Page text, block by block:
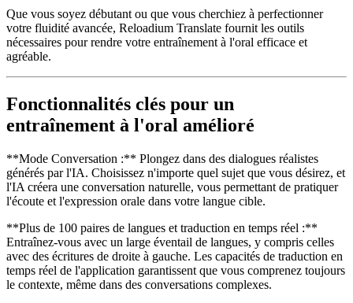
Que vous soyez débutant ou que vous cherchiez à perfectionner
votre fluidité avancée, Reloadium Translate fournit les outils
nécessaires pour rendre votre entraînement à l'oral efficace et
agréable.
Fonctionnalités clés pour un
entraînement à l'oral amélioré
**Mode Conversation :** Plongez dans des dialogues réalistes
générés par l'IA. Choisissez n'importe quel sujet que vous désirez, et
l'IA créera une conversation naturelle, vous permettant de pratiquer
l'écoute et l'expression orale dans votre langue cible.
**Plus de 100 paires de langues et traduction en temps réel :**
Entraînez-vous avec un large éventail de langues, y compris celles
avec des écritures de droite à gauche. Les capacités de traduction en
temps réel de l'application garantissent que vous comprenez toujours
le contexte, même dans des conversations complexes.